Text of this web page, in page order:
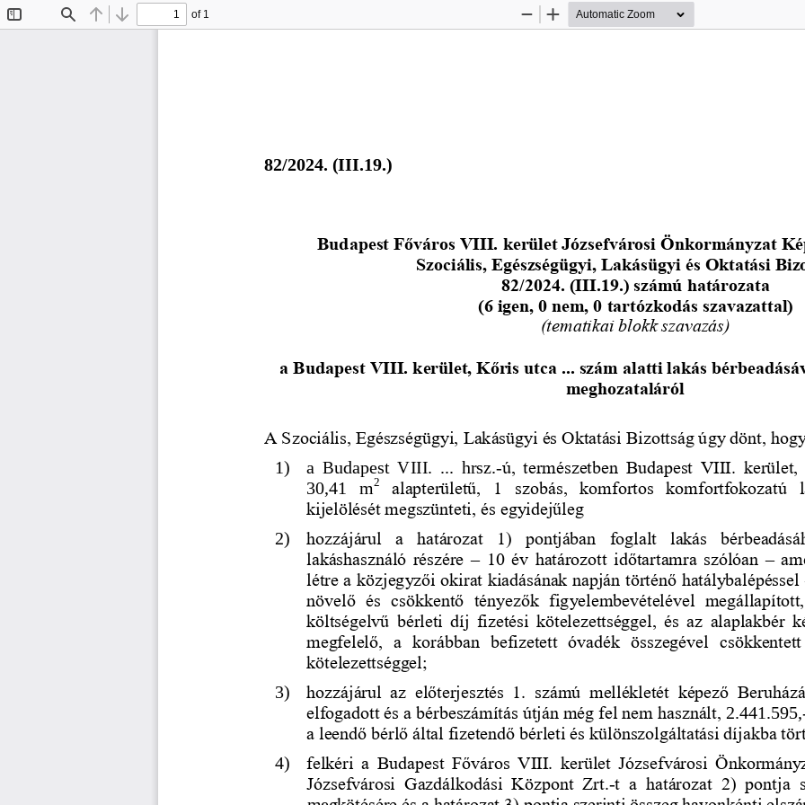
Find Previous
Next
of 1
Zoom
Zoom
82/2024. (III.19.)
Budapest Főváros VIII. kerület Józsefvárosi Önkormányzat
Szociális, Egészségügyi, Lakásügyi és Oktatási
82/2024. (III.19.) számú határozata
(6 igen, 0 nem, 0 tartózkodás szavazattal)
(tematikai blokk szavazás)
a Budapest VIII. kerület, Kőris utca ... szám alatti lakás
meghozataláról
A Szociális, Egészségügyi, Lakásügyi és Oktatási Bizottság úgy dönt,
1)
a  Budapest VIII. ...  hrsz.-ú,  természetben  Budapest  VIII.  kerület,
30,41   m2 alapterületű,  1  szobás,  komfortos  komfortfokozatú
kijelölését megszünteti, és egyidejűleg
2)
hozzájárul  a  határozat  1)  pontjában  foglalt  lakás
lakáshasználó részére – 10 év határozott időtartamra szólóan –
létre a közjegyzői okirat kiadásának napján történő hatálybalépéssel
növelő  és  csökkentő  tényezők  figyelembevételével
költségelvű  bérleti  díj  fizetési  kötelezettséggel,  és  az  alaplakbér
megfelelő,  a  korábban  befizetett  óvadék  összegével
kötelezettséggel;
3)
hozzájárul  az  előterjesztés  1.  számú  mellékletét  képező
elfogadott és a bérbeszámítás útján még fel nem használt, 2.441.595,
a leendő bérlő által fizetendő bérleti és különszolgáltatási díjakba
4)
felkéri  a  Budapest  Főváros  VIII.  kerület  Józsefvárosi
Józsefvárosi  Gazdálkodási  Központ  Zrt.-t  a  határozat  2)  pontja